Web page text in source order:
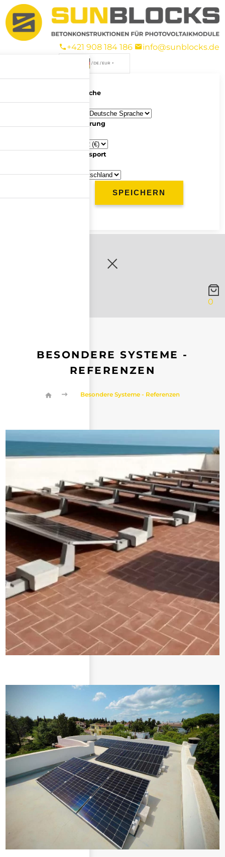
+421 908 184 186 info@sunblocks.de
/ DE / EUR
Sprache
Währung
Transport
0
BESONDERE SYSTEME -
REFERENZEN
Besondere Systeme - Referenzen